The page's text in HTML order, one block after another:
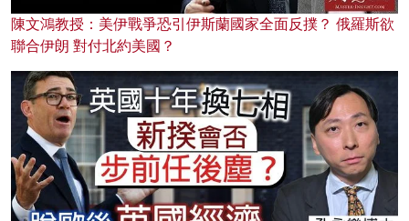
陳文鴻教授：美伊戰爭恐引伊斯蘭國家全面反撲？ 俄羅斯欲
聯合伊朗 對付北約美國？